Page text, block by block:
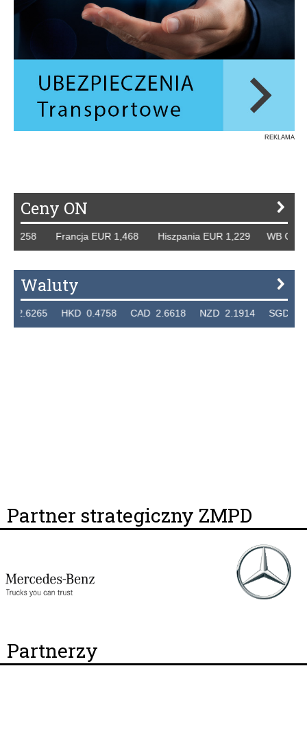
REKLAMA
Ceny ON
Francja EUR 1,468 Hiszpania EUR 1,229 WB GBP
Waluty
HKD 0.4758 CAD 2.6618 NZD 2.1914 SGD
Partner strategiczny ZMPD
Partnerzy